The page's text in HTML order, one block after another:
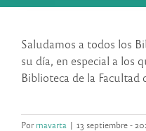
Saludamos a todos los
su día, en especial a los
Biblioteca de la
Porrnavarta | 13 septiembre -